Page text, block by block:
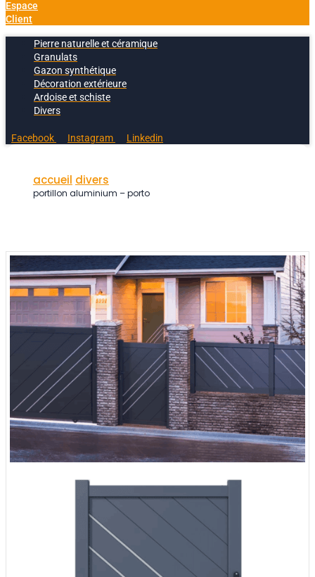
Espace
Client
Pierre naturelle et céramique
Granulats
Gazon synthétique
Décoration extérieure
Ardoise et schiste
Divers
Facebook Instagram Linkedin
accueil divers
portillon aluminium – porto